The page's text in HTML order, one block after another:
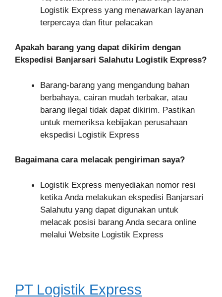
Logistik Express yang menawarkan layanan
terpercaya dan fitur pelacakan
Apakah barang yang dapat dikirim dengan
Ekspedisi Banjarsari Salahutu Logistik Express?
Barang-barang yang mengandung bahan
berbahaya, cairan mudah terbakar, atau
barang ilegal tidak dapat dikirim. Pastikan
untuk memeriksa kebijakan perusahaan
ekspedisi Logistik Express
Bagaimana cara melacak pengiriman saya?
Logistik Express menyediakan nomor resi
ketika Anda melakukan ekspedisi Banjarsari
Salahutu yang dapat digunakan untuk
melacak posisi barang Anda secara online
melalui Website Logistik Express
PT Logistik Express